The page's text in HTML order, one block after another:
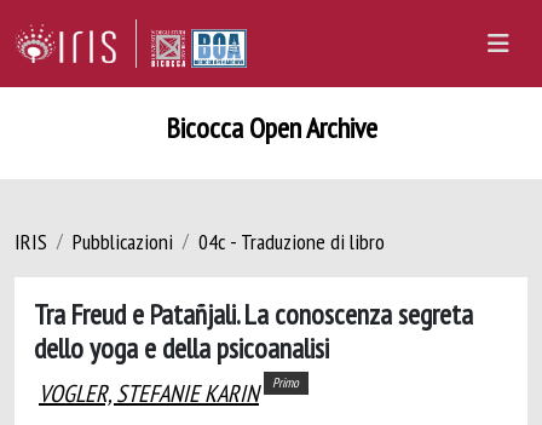
Bicocca Open Archive
IRIS Pubblicazioni 04c - Traduzione di libro
Tra Freud e Patañjali. La conoscenza segreta
dello yoga e della psicoanalisi
VOGLER, STEFANIE KARIN Primo